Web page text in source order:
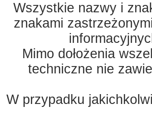
Wszystkie nazwy i
znakami
Mimo dołożenia
techniczne nie
W przypadku